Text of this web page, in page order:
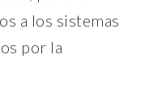
a los sistemas
por la